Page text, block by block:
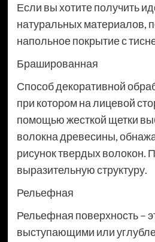
Если вы хотите получить
натуральных материалов,
напольное покрытие с
Брашированная
Способ декоративной
при котором на лицевой
помощью жесткой щетки
волокна древесины,
рисунок твердых волокон.
выразительную структуру.
Рельефная
Рельефная поверхность –
выступающими или